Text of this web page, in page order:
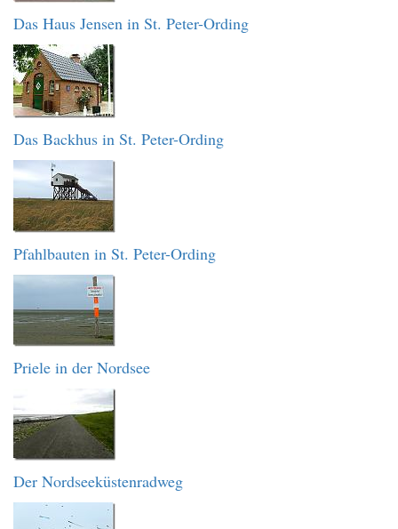
Das Haus Jensen in St. Peter-Ording
Das Backhus in St. Peter-Ording
Pfahlbauten in St. Peter-Ording
Priele in der Nordsee
Der Nordseeküstenradweg